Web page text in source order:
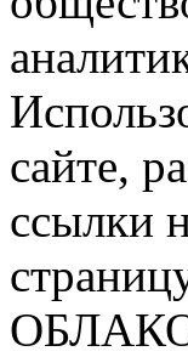
сайте,
ссылки